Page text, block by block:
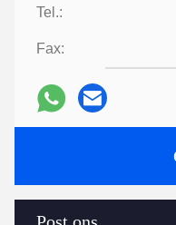
Tel.:
Fax: